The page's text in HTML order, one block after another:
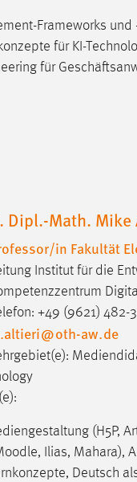
Frameworks und
für KI-
für
Dipl.-Math.
in Fakultät
Institut für die
+49 (9621) 482-
@oth-aw.de
(H5P,
Ilias, Mahara),
Deutsch
Zugriffsstatistik
Max. 13 Monate
_gcl_au
Google Ireland Limited
Conversion-Tracking
3 Monate
_fbp
Facebook